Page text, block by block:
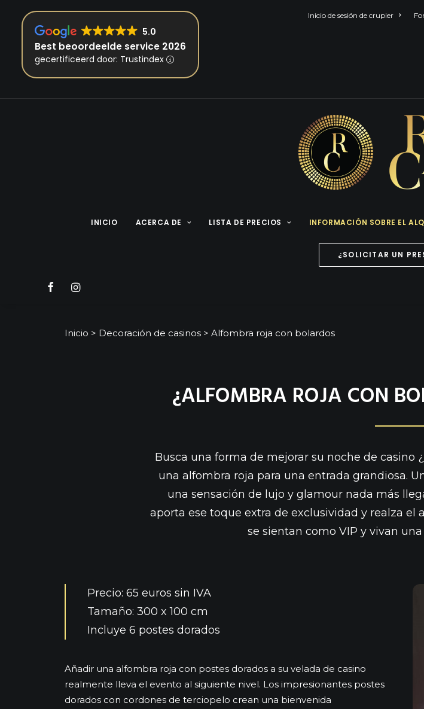
5.0
Best beoordeelde service 2026
gecertificeerd door: Trustindex
Inicio de sesión de crupier
INICIO ACERCA DE LISTA DE PRECIOS INFORMACIÓN SOBRE EL
¿SOLICITAR UN
Inicio > Decoración de casinos > Alfombra roja con bolardos
¿ALFOMBRA ROJA CON
Busca una forma de mejorar su noche de casino
una alfombra roja para una entrada grandiosa.
una sensación de lujo y glamour nada más
aporta ese toque extra de exclusividad y realza el
se sientan como VIP y vivan
Precio: 65 euros sin IVA
Tamaño: 300 x 100 cm
Incluye 6 postes dorados
Añadir una alfombra roja con postes dorados a su velada de casino
realmente lleva el evento al siguiente nivel. Los impresionantes postes
dorados con cordones de terciopelo crean una bienvenida